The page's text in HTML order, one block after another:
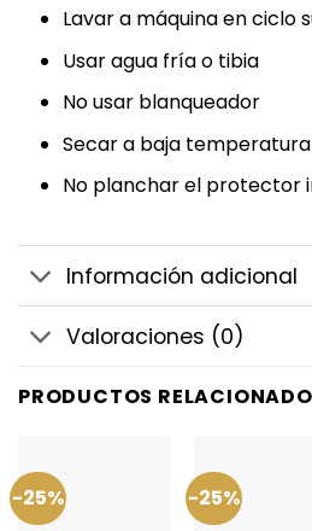
Lavar a máquina en ciclo
Usar agua fría o tibia
No usar blanqueador
Secar a baja
No planchar el protector
Información adicional
Valoraciones (0)
PRODUCTOS
-25% -25%